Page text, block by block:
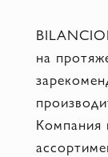
на
Компания